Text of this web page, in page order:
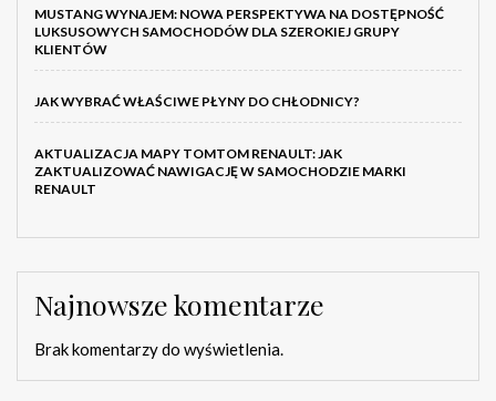
MUSTANG WYNAJEM: NOWA PERSPEKTYWA NA DOSTĘPNOŚĆ
LUKSUSOWYCH SAMOCHODÓW DLA SZEROKIEJ GRUPY
KLIENTÓW
JAK WYBRAĆ WŁAŚCIWE PŁYNY DO CHŁODNICY?
AKTUALIZACJA MAPY TOMTOM RENAULT: JAK
ZAKTUALIZOWAĆ NAWIGACJĘ W SAMOCHODZIE MARKI
RENAULT
Najnowsze komentarze
Brak komentarzy do wyświetlenia.